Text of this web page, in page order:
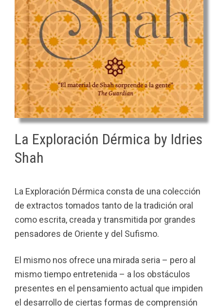
La Exploración Dérmica by Idries
Shah
La Exploración Dérmica consta de una colección
de extractos tomados tanto de la tradición oral
como escrita, creada y transmitida por grandes
pensadores de Oriente y del Sufismo.
El mismo nos ofrece una mirada seria – pero al
mismo tiempo entretenida – a los obstáculos
presentes en el pensamiento actual que impiden
el desarrollo de ciertas formas de comprensión